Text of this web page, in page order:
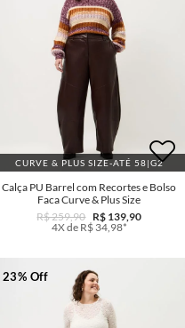
CURVE & PLUS SIZE-ATÉ 58|G2
Calça PU Barrel com Recortes e Bolso
Faca Curve & Plus Size
R$ 259,90 R$ 139,90
4X de R$ 34,98*
23% Off